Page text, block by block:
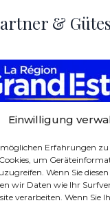
Einwilligung
Erfahrungen
um
Wenn Sie
wir Daten wie Ihr
verarbeiten. Wenn
&